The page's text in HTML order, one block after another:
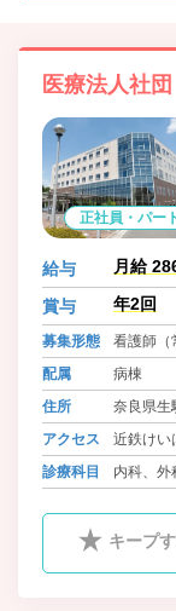
医療法人社
正社員・パー
給与 月給
賞与 年2回
募集形態
看護師（
配属
病棟
住所
奈良県生
アクセス
近鉄けい
診療科目
内科、外
キープ